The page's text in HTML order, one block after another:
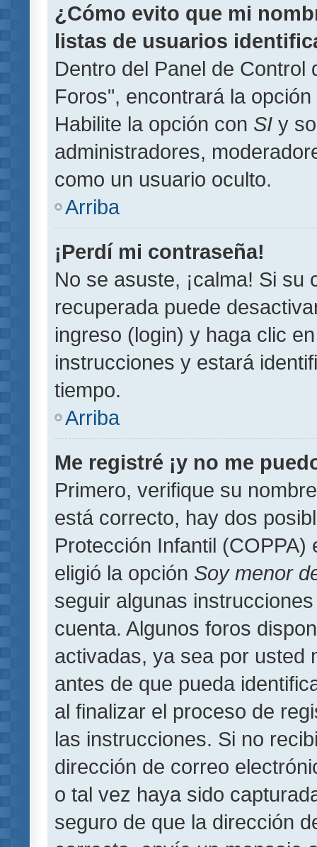
¿Cómo evito que mi
listas de usuarios
Dentro del Panel de
Foros", encontrará la opción
Habilite la opción con SI y
administradores,
como un usuario oculto.
Arriba
¡Perdí mi contraseña!
No se asuste, ¡calma! Si su
recuperada puede
ingreso (login) y haga clic
instrucciones y estará
tiempo.
Arriba
Me registré ¡y no me
Primero, verifique su
está correcto, hay dos
Protección Infantil
eligió la opción Soy menor
seguir algunas
cuenta. Algunos foros
activadas, ya sea por usted
antes de que pueda
al finalizar el proceso de
las instrucciones. Si no
dirección de correo
o tal vez haya sido
seguro de que la dirección